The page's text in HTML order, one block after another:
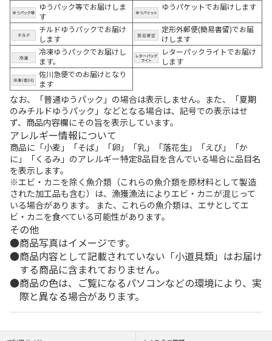
ゆうパック等でお届けしま
す
ゆうパケットでお届けします
チルドゆうパックでお届け
します
定形外郵便(簡易書留)でお届
けします
冷凍ゆうパックでお届けし
ます。
レターパックライトでお届け
します
佐川急便でのお届けとなり
ます
なお、「普通ゆうパック」の場合は表示しません。また、「夏期
のみチルドゆうパック」などとなる場合は、記号での表示はせ
ず、商品内容欄にその旨を表示しています。
アレルギー情報について
商品に「小麦」「そば」「卵」「乳」「落花生」「えび」「か
に」「くるみ」のアレルギー特定8品目を含んでいる場合に品目名
を表示します。
※エビ・カニを除く魚介類（これらの魚介類を原材料として製造
された加工品も含む）は、漁獲漁法によりエビ・カニが混じって
いる場合があります。 また、これらの魚介類は、エサとしてエ
ビ・カニを食べている可能性があります。
その他
商品写真はイメージです。
商品内容として記載されていない「小道具類」はお届け
する商品に含まれておりません。
商品の色は、ご覧になるパソコンなどの環境により、実
際と異なる場合があります。